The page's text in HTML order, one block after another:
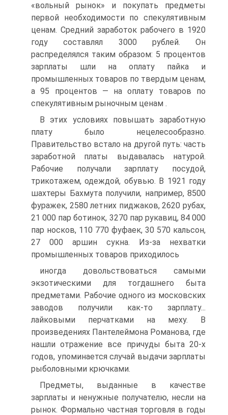
«вольный рынок» и покупать предметы
первой необходимости по спекулятивным
ценам. Средний заработок рабочего в 1920
году составлял 3000 рублей. Он
распределялся таким образом: 5 процентов
зарплаты шли на оплату пайка и
промышленных товаров по твердым ценам,
а 95 процентов — на оплату товаров по
спекулятивным рыночным ценам .
В этих условиях повышать заработную
плату было нецелесообразно.
Правительство встало на другой путь: часть
заработной платы выдавалась натурой.
Рабочие получали зарплату посудой,
трикотажем, одеждой, обувью. В 1921 году
шахтеры Бахмута получили, например, 8500
фуражек, 2580 летних пиджаков, 2620 рубах,
21 000 пар ботинок, 3270 пар рукавиц, 84 000
пар носков, 110 770 фуфаек, 30 570 кальсон,
27 000 аршин сукна. Из-за нехватки
промышленных товаров приходилось
иногда довольствоваться самыми
экзотическими для тогдашнего быта
предметами. Рабочие одного из московских
заводов получили как-то зарплату...
лайковыми перчатками на меху. В
произведениях Пантелеймона Романова, где
нашли отражение все причуды быта 20-х
годов, упоминается случай выдачи зарплаты
рыболовными крючками.
Предметы, выданные в качестве
зарплаты и ненужные получателю, несли на
рынок. Формально частная торговля в годы